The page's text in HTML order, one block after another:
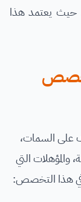
حيث يعتمد هذا
على السمات،
والمؤهلات التي
في هذا التخصص: